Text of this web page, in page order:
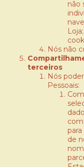
não
Nós não
terceiros
Nós
Pessoais:
de